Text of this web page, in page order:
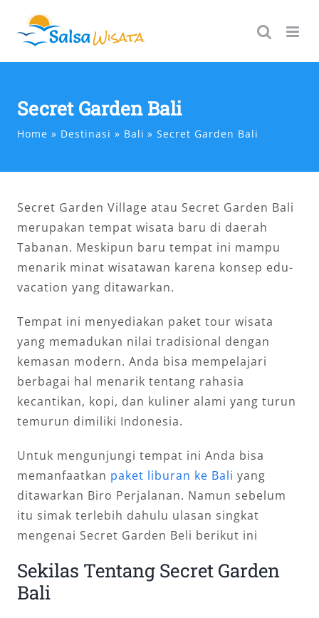
content
Secret Garden Bali
Home Destinasi Bali Secret Garden Bali
Secret Garden Village atau Secret Garden Bali
merupakan tempat wisata baru di daerah
Tabanan. Meskipun baru tempat ini mampu
menarik minat wisatawan karena konsep edu-
vacation yang ditawarkan.
Tempat ini menyediakan paket tour wisata
yang memadukan nilai tradisional dengan
kemasan modern. Anda bisa mempelajari
berbagai hal menarik tentang rahasia
kecantikan, kopi, dan kuliner alami yang turun
temurun dimiliki Indonesia.
Untuk mengunjungi tempat ini Anda bisa
memanfaatkan paket liburan ke Bali yang
ditawarkan Biro Perjalanan. Namun sebelum
itu simak terlebih dahulu ulasan singkat
mengenai Secret Garden Beli berikut ini
Sekilas Tentang Secret Garden
Bali